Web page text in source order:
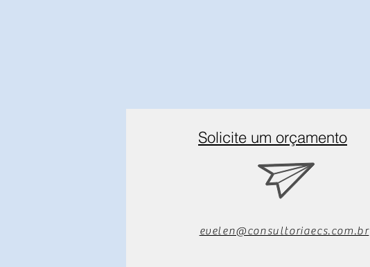
Solicite um orçamento
evelen@consultoriaecs.com.br